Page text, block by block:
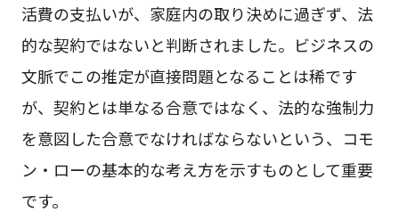
活費の支払いが、家庭内の取り決めに過ぎず、法
的な契約ではないと判断されました。ビジネスの
文脈でこの推定が直接問題となることは稀です
が、契約とは単なる合意ではなく、法的な強制力
を意図した合意でなければならないという、コモ
ン・ローの基本的な考え方を示すものとして重要
です。